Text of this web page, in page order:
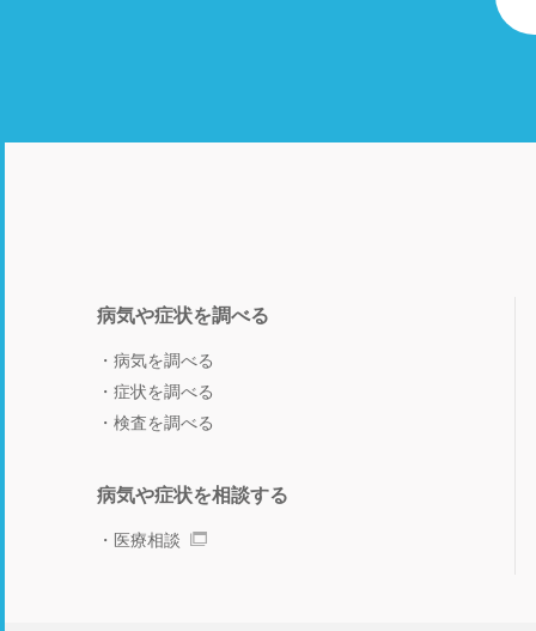
病気や症状を調べる
病気を調べる
症状を調べる
検査を調べる
病気や症状を相談する
医療相談